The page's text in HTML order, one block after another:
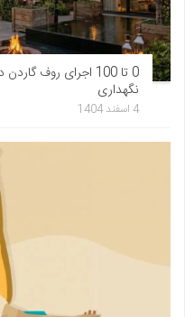
0 تا 100 اجرای روف
نگهداری
4 اسفند 1404